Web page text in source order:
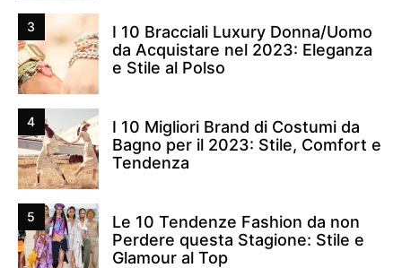
3
I 10 Bracciali Luxury Donna/Uomo
da Acquistare nel 2023: Eleganza
e Stile al Polso
4
I 10 Migliori Brand di Costumi da
Bagno per il 2023: Stile, Comfort e
Tendenza
5
Le 10 Tendenze Fashion da non
Perdere questa Stagione: Stile e
Glamour al Top